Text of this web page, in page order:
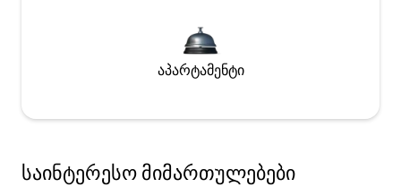
აპარტამენტი
საინტერესო მიმართულებები